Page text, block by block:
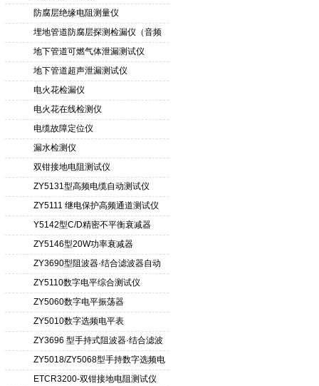
防腐层绝缘电阻测量仪
埋地管道防腐层探测检漏仪（音频
检漏仪）
地下管道可燃气体泄漏测试仪
地下管道超声泄漏测试仪
电火花检漏仪
电火花在线检测仪
电缆故障定位仪
漏水检测仪
双钳接地电阻测试仪
ZY5131型高频电缆自动测试仪
ZY5111 继电保护高频通道测试仪
Y5142型C/D精密不平衡衰减器
（50Ω）
ZY5146型20W功率衰减器
ZY3690型阻波器·结合滤波器自动
测试仪
ZY5110数字电平综合测试仪
ZY5060数字电平振荡器
ZY5010数字选频电平表
ZY3696 型手持式阻波器·结合滤波
器自动测试仪
ZY5018/ZY5068型手持数字选频电
平表/电平振荡器
ETCR3200-双钳接地电阻测试仪